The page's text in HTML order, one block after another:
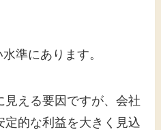
準にあります。
見える要因ですが、会社
的な利益を大きく見込